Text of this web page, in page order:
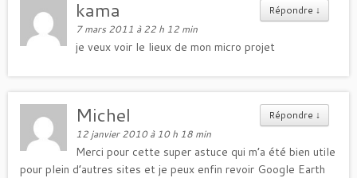
Répondre ↓
kama
7 mars 2011 à 22 h 12 min
je veux voir le lieux de mon micro projet
Répondre ↓
Michel
12 janvier 2010 à 10 h 18 min
Merci pour cette super astuce qui m’a été bien utile
pour plein d’autres sites et je peux enfin revoir Google Earth